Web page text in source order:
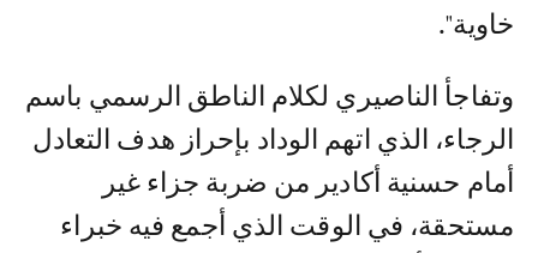
خاوية".
وتفاجأ الناصيري لكلام الناطق الرسمي باسم
الرجاء، الذي اتهم الوداد بإحراز هدف التعادل
أمام حسنية أكادير من ضربة جزاء غير
مستحقة، في الوقت الذي أجمع فيه خبراء